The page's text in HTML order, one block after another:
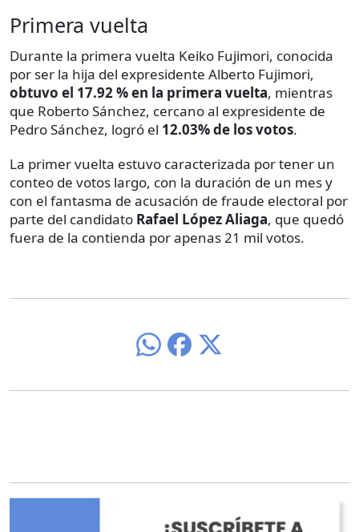
Primera vuelta
Durante la primera vuelta Keiko Fujimori, conocida
por ser la hija del expresidente Alberto Fujimori,
obtuvo el 17.92 % en la primera vuelta, mientras
que Roberto Sánchez, cercano al expresidente de
Pedro Sánchez, logró el 12.03% de los votos.
La primer vuelta estuvo caracterizada por tener un
conteo de votos largo, con la duración de un mes y
con el fantasma de acusación de fraude electoral por
parte del candidato Rafael López Aliaga, que quedó
fuera de la contienda por apenas 21 mil votos.